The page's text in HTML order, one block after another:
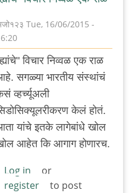
Tue, 16/06/2015 -
reply
मी
विचार निव्वळ एक राळ
सगळ्या भारतीय संस्थांचं
व्हर्च्यूअली
केलं होतं.
यांचे इतके लागेबांधे खोल
आहेत कि आगाग होणारच.
Log in
or
register
to post